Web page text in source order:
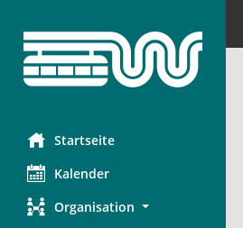
Startseite
Kalender
Organisation